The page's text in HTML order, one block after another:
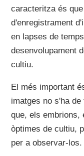
caracteritza és
d'enregistrament
en lapses de
desenvolupament
cultiu.
El més important
imatges no s'ha
que, els embrions,
òptimes de cultiu,
per a observar-los.